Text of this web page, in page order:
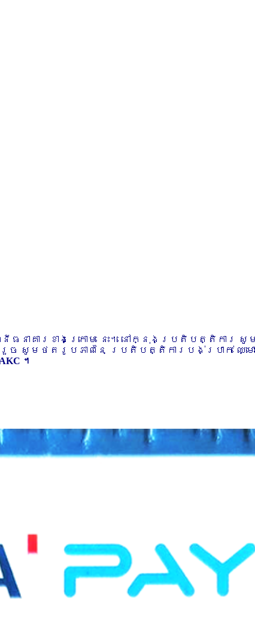
ធនាគារខាងក្រោម នេះ។ នៅក្នុងប្រតិបត្តិការ សូ
សូមថតរូបភាពនៃ ប្រតិបត្តិការបង់ប្រាក់ ឈ្មោ
។